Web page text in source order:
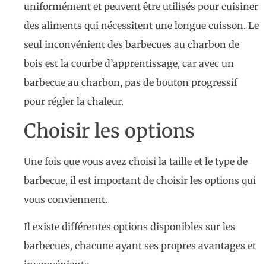
uniformément et peuvent être utilisés pour cuisiner
des aliments qui nécessitent une longue cuisson. Le
seul inconvénient des barbecues au charbon de
bois est la courbe d’apprentissage, car avec un
barbecue au charbon, pas de bouton progressif
pour régler la chaleur.
Choisir les options
Une fois que vous avez choisi la taille et le type de
barbecue, il est important de choisir les options qui
vous conviennent.
Il existe différentes options disponibles sur les
barbecues, chacune ayant ses propres avantages et